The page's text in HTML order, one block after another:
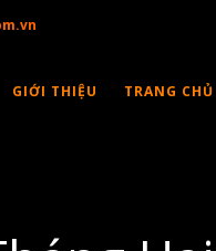
GIỚI THIỆU TRANG CHỦ